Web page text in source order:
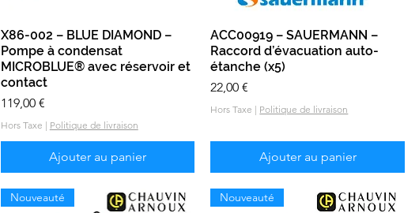
Aperçu rapide
X86-002 – BLUE DIAMOND –
Pompe à condensat
MICROBLUE® avec réservoir et
contact
Prix
119,00 €
Hors Taxe | Politique de livraison
Ajouter au panier
Aperçu rapide
ACC00919 – SAUERMANN –
Raccord d’évacuation auto-
étanche (x5)
Prix
22,00 €
Hors Taxe | Politique de livraison
Ajouter au panier
Nouveauté Nouveauté